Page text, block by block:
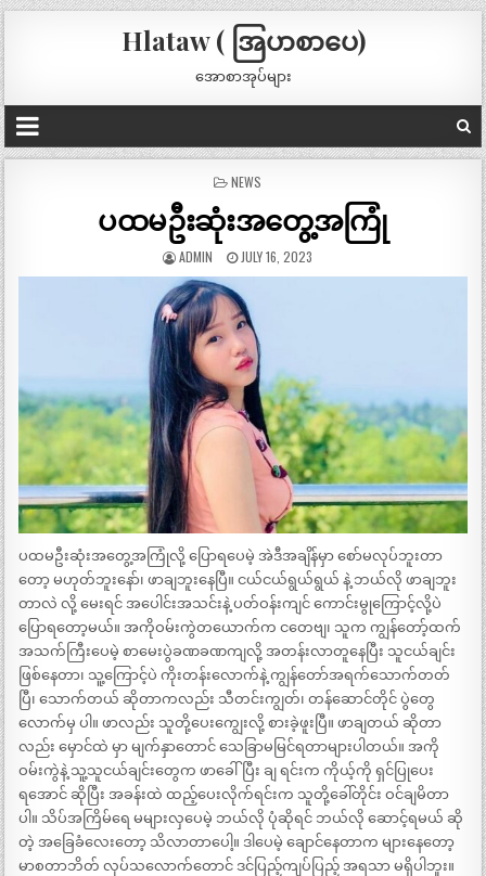
Hlataw ( အြပာစာပေ)
အောစာအုပ်များ
POSTED
NEWS
ပထမဦးဆုံးအတွေ့အကြုံ
ADMIN JULY 16, 2023
ပထမဦးဆုံးအတွေ့အကြုံလို့ ပြောရပေမဲ့ အဲဒီအချိန်မှာ စော်မလုပ်ဘူးတာ
တော့ မဟုတ်ဘူးနော်၊ ဖာချဘူးနေပြီ။ ငယ်ငယ်ရွယ်ရွယ် နဲ့ ဘယ်လို ဖာချဘူး
တာလဲ လို့ မေးရင် အပေါင်းအသင်းနဲ့ ပတ်ဝန်းကျင် ကောင်းမွုကြောင့်လို့ပဲ
ပြောရတော့မယ်။ အကိုဝမ်းကွဲတယောက်က ငတေဗျ၊ သူက ကျွန်တော့်ထက်
အသက်ကြီးပေမဲ့ စာမေးပွဲခဏခဏကျလို့ အတန်းလာတူနေပြီး သူငယ်ချင်း
ဖြစ်နေတာ၊ သူ့ကြောင့်ပဲ ကိုးတန်းလောက်နဲ့ ကျွန်တော်အရက်သောက်တတ်
ပြီ၊ သောက်တယ် ဆိုတာကလည်း သီတင်းကျွတ်၊ တန်ဆောင်တိုင် ပွဲတွေ
လောက်မှ ပါ။ ဖာလည်း သူတို့ပေးကျွေးလို့ စားခဲ့ဖူးပြီ။ ဖာချတယ် ဆိုတာ
လည်း မှောင်ထဲ မှာ မျက်နှာတောင် သေခြာမမြင်ရတာများပါတယ်။ အကို
ဝမ်းကွဲနဲ့ သူ့သူငယ်ချင်းတွေက ဖာခေါ်ပြီး ချ ရင်းက ကိုယ့်ကို ရှင်ပြုပေး
ရအောင် ဆိုပြီး အခန်းထဲ ထည့်ပေးလိုက်ရင်းက သူတို့ခေါ်တိုင်း ဝင်ချမိတာ
ပါ။ သိပ်အကြိမ်ရေ မများလှပေမဲ့ ဘယ်လို ပုံဆိုရင် ဘယ်လို ဆောင့်ရမယ် ဆို
တဲ့ အခြေခံလေးတော့ သိလာတာပေါ့။ ဒါပေမဲ့ ချောင်နေတာက များနေတော့
မာစတာဘိတ် လုပ်သလောက်တောင် ဒင်ပြည့်ကျပ်ပြည့် အရသာ မရှိပါဘူး။